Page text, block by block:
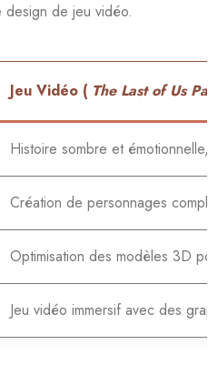
design de jeu vidéo.
Jeu Vidéo ( The Last of Us
Histoire sombre et émotionnelle,
Création de personnages
Optimisation des modèles 3D
Jeu vidéo immersif avec des